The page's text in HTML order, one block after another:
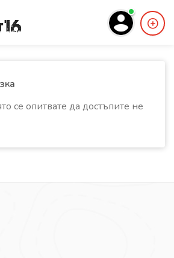
се опитвате да достъпите не